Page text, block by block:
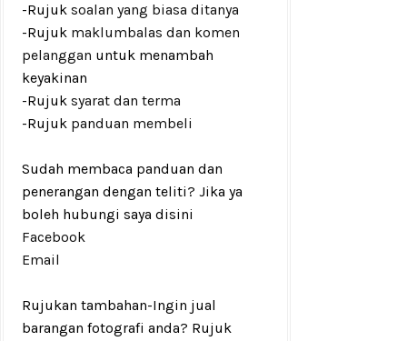
-Rujuk soalan yang biasa ditanya
-Rujuk maklumbalas dan komen
pelanggan untuk menambah
keyakinan
-Rujuk syarat dan terma
-Rujuk panduan membeli
Sudah membaca panduan dan
penerangan dengan teliti? Jika ya
boleh hubungi saya disini
Facebook
Email
Rujukan tambahan-Ingin jual
barangan fotografi anda? Rujuk